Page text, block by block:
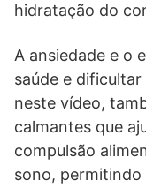
hidratação do
A ansiedade e o
saúde e
neste vídeo,
calmantes que
compulsão
sono, permitindo